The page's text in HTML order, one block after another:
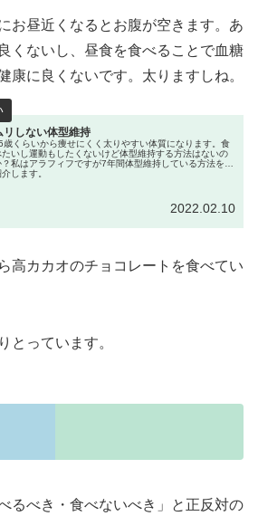
お昼近くなるとお腹が空きます。あ
くないし、昼食を食べることで血糖
康に良くないです。太りますしね。
リしない体型維持
歳くらいから痩せにくく太りやすい体質になります。食
たいし運動もしたくないけど体型維持する方法はないの
？私はアラフィフですが7年間体型維持している方法をご
します。
2022.02.10
高カカオのチョコレートを食べてい
とっています。
るべき・食べないべき」と正反対の